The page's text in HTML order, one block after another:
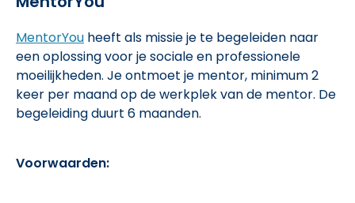
MentorYou heeft als missie je te begeleiden naar
een oplossing voor je sociale en professionele
moeilijkheden. Je ontmoet je mentor, minimum 2
keer per maand op de werkplek van de mentor. De
begeleiding duurt 6 maanden.
Voorwaarden: